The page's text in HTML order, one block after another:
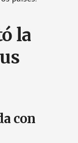
la
con